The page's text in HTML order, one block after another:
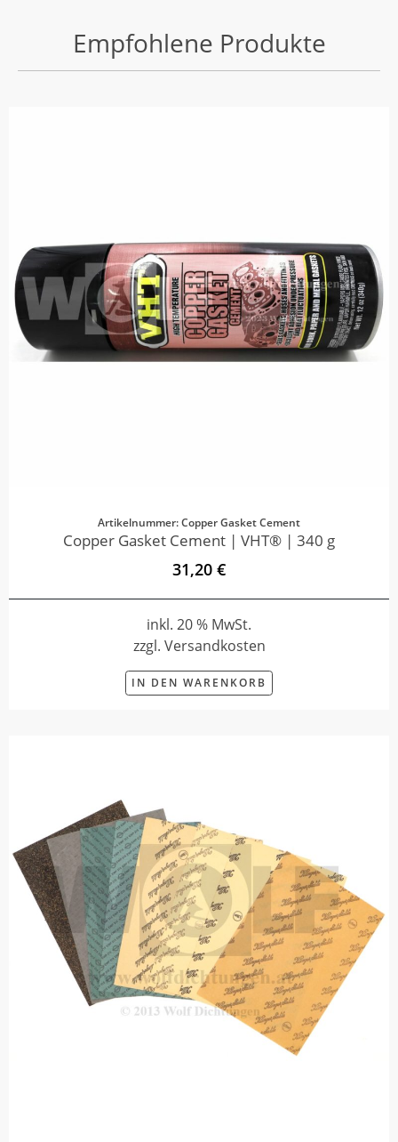
Empfohlene Produkte
Artikelnummer: Copper Gasket Cement
Copper Gasket Cement | VHT® | 340 g
31,20 €
inkl. 20 % MwSt.
zzgl. Versandkosten
IN DEN WARENKORB